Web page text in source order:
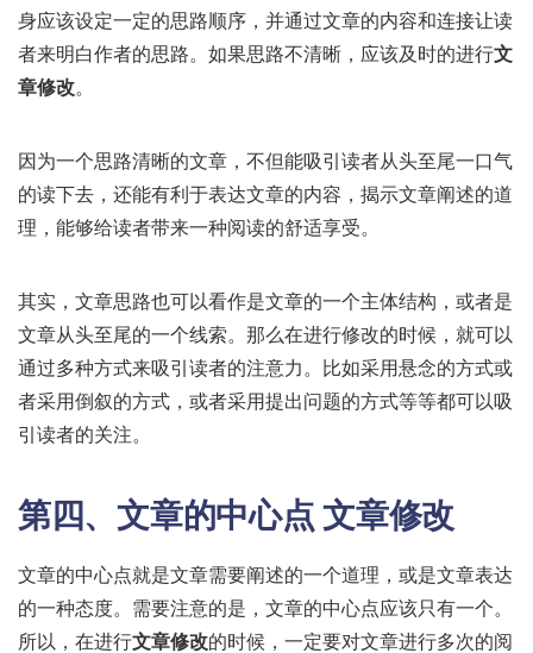
身应该设定一定的思路顺序，并通过文章的内容和连接让读
者来明白作者的思路。如果思路不清晰，应该及时的进行文
章修改。
因为一个思路清晰的文章，不但能吸引读者从头至尾一口气
的读下去，还能有利于表达文章的内容，揭示文章阐述的道
理，能够给读者带来一种阅读的舒适享受。
其实，文章思路也可以看作是文章的一个主体结构，或者是
文章从头至尾的一个线索。那么在进行修改的时候，就可以
通过多种方式来吸引读者的注意力。比如采用悬念的方式或
者采用倒叙的方式，或者采用提出问题的方式等等都可以吸
引读者的关注。
第四、文章的中心点文章修改
文章的中心点就是文章需要阐述的一个道理，或是文章表达
的一种态度。需要注意的是，文章的中心点应该只有一个。
所以，在进行文章修改的时候，一定要对文章进行多次的阅